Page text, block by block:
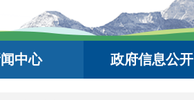
中心 政府信息公开